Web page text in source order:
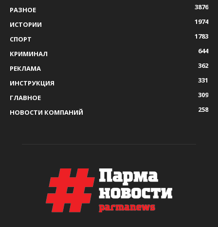
РАЗНОЕ
3876
ИСТОРИИ
1974
СПОРТ
1783
КРИМИНАЛ
644
РЕКЛАМА
362
ИНСТРУКЦИЯ
331
ГЛАВНОЕ
309
НОВОСТИ КОМПАНИЙ
258